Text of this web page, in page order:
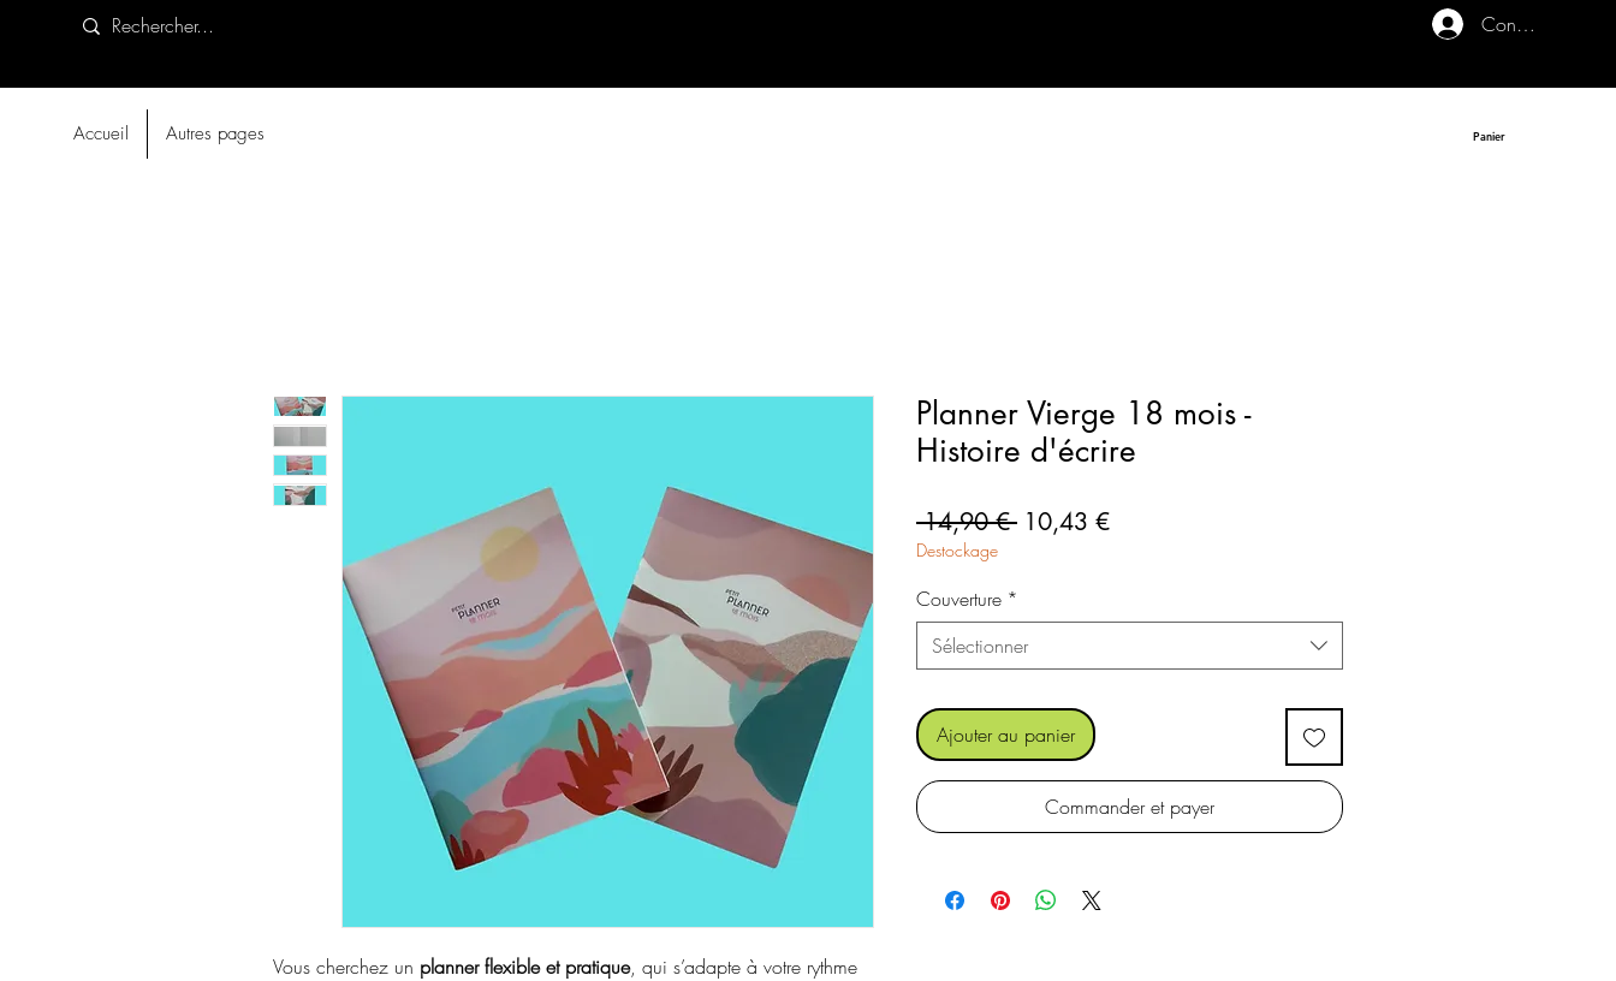
Connexion
Accueil Autres pages Panier
Vous cherchez un planner flexible et pratique, qui s’adapte à votre rythme
Planner Vierge 18 mois -
Histoire d'écrire
14,90 € Prix original
10,43 €Prix promotionnel
Destockage
Couverture *
Sélectionner
Ajouter au panier
Commander et payer